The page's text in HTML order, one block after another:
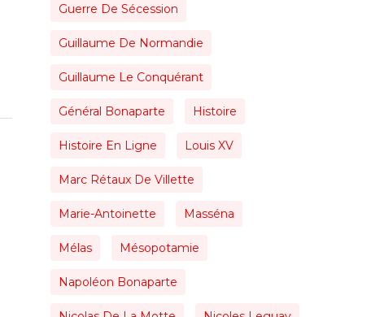
Guerre De Sécession
Guillaume De Normandie
Guillaume Le Conquérant
Général Bonaparte Histoire
Histoire En Ligne Louis XV
Marc Rétaux De Villette
Marie-Antoinette Masséna
Mélas Mésopotamie
Napoléon Bonaparte